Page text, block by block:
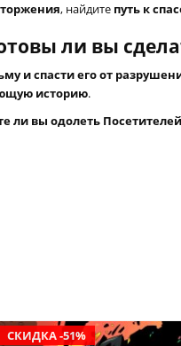
, найдите путь к
ли вы
и спасти его от
историю.
вы одолеть
СКИДКА -51%